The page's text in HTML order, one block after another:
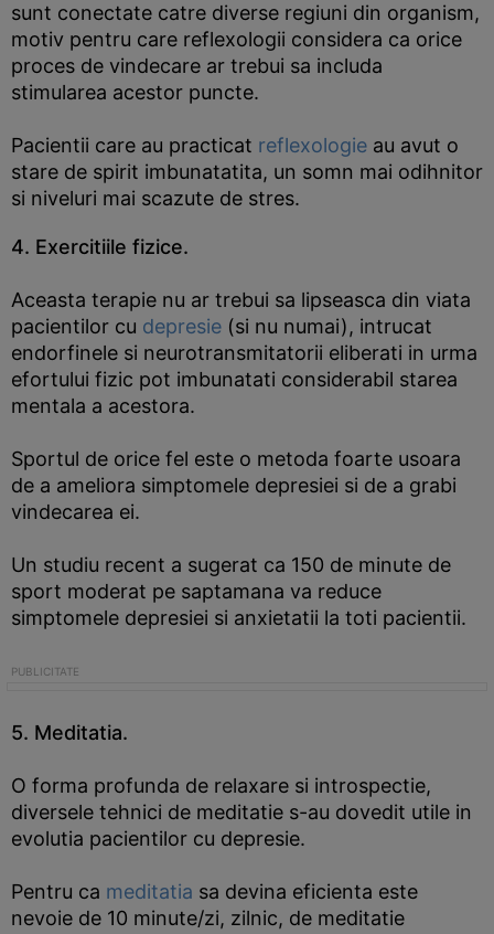
sunt conectate catre diverse regiuni din organism,
motiv pentru care reflexologii considera ca orice
proces de vindecare ar trebui sa includa
stimularea acestor puncte.
Pacientii care au practicat reflexologie au avut o
stare de spirit imbunatatita, un somn mai odihnitor
si niveluri mai scazute de stres.
4. Exercitiile fizice.
Aceasta terapie nu ar trebui sa lipseasca din viata
pacientilor cu depresie (si nu numai), intrucat
endorfinele si neurotransmitatorii eliberati in urma
efortului fizic pot imbunatati considerabil starea
mentala a acestora.
Sportul de orice fel este o metoda foarte usoara
de a ameliora simptomele depresiei si de a grabi
vindecarea ei.
Un studiu recent a sugerat ca 150 de minute de
sport moderat pe saptamana va reduce
simptomele depresiei si anxietatii la toti pacientii.
5. Meditatia.
O forma profunda de relaxare si introspectie,
diversele tehnici de meditatie s-au dovedit utile in
evolutia pacientilor cu depresie.
Pentru ca meditatia sa devina eficienta este
nevoie de 10 minute/zi, zilnic, de meditatie